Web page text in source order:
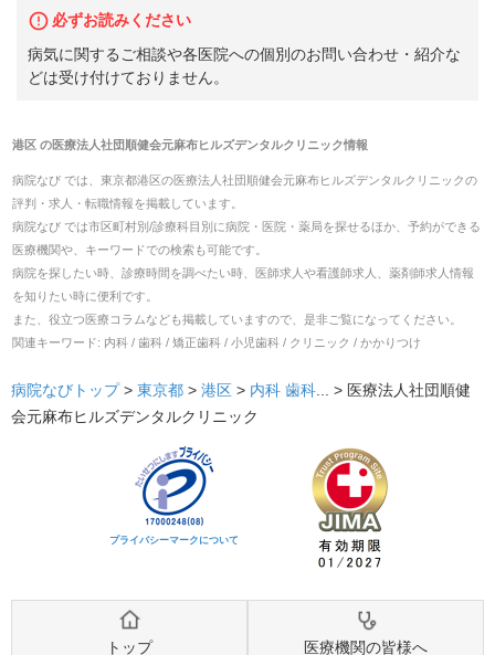
必ずお読みください
病気に関するご相談や各医院への個別のお問い合わせ・紹介な
どは受け付けておりません。
港区 の医療法人社団順健会元麻布ヒルズデンタルクリニック情報
病院なび では、 東京都港区の医療法人社団順健会元麻布ヒルズデンタルクリニックの
評判・求人・転職情報を掲載しています。
病院なび では市区町村別/診療科目別に病院・医院・薬局を探せるほか、予約ができる
医療機関や、キーワードでの検索も可能です。
病院を探したい時、診療時間を調べたい時、医師求人や看護師求人、薬剤師求人情報
を知りたい時に便利です。
また、役立つ医療コラムなども掲載していますので、是非ご覧になってください。
関連キーワード: 内科 / 歯科 / 矯正歯科 / 小児歯科 / クリニック / かかりつけ
病院なびトップ > 東京都 > 港区 > 内科 歯科 ... > 医療法人社団順健
会元麻布ヒルズデンタルクリニック
プライバシーマークについて
トップ 医療機関の皆様へ